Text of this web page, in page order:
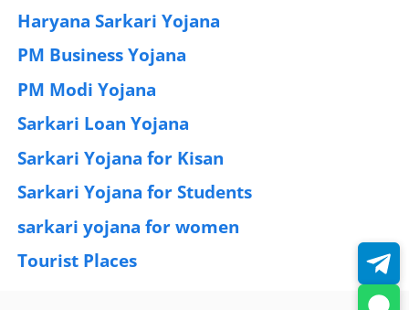
Haryana Sarkari Yojana
PM Business Yojana
PM Modi Yojana
Sarkari Loan Yojana
Sarkari Yojana for Kisan
Sarkari Yojana for Students
sarkari yojana for women
Tourist Places